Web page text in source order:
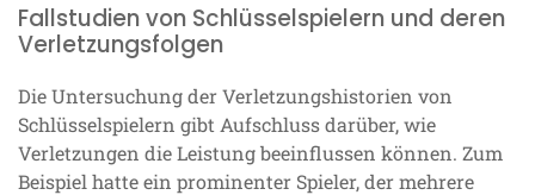
Fallstudien von Schlüsselspielern und deren
Verletzungsfolgen
Die Untersuchung der Verletzungshistorien von
Schlüsselspielern gibt Aufschluss darüber, wie
Verletzungen die Leistung beeinflussen können. Zum
Beispiel hatte ein prominenter Spieler, der mehrere